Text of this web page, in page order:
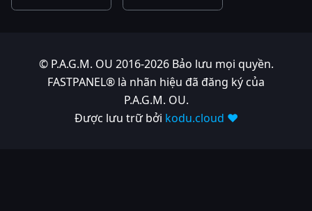
© P.A.G.M. OU 2016-2026 Bảo lưu mọi quyền.
FASTPANEL® là nhãn hiệu đã đăng ký của
P.A.G.M. OU.
Được lưu trữ bởi kodu.cloud ❤️